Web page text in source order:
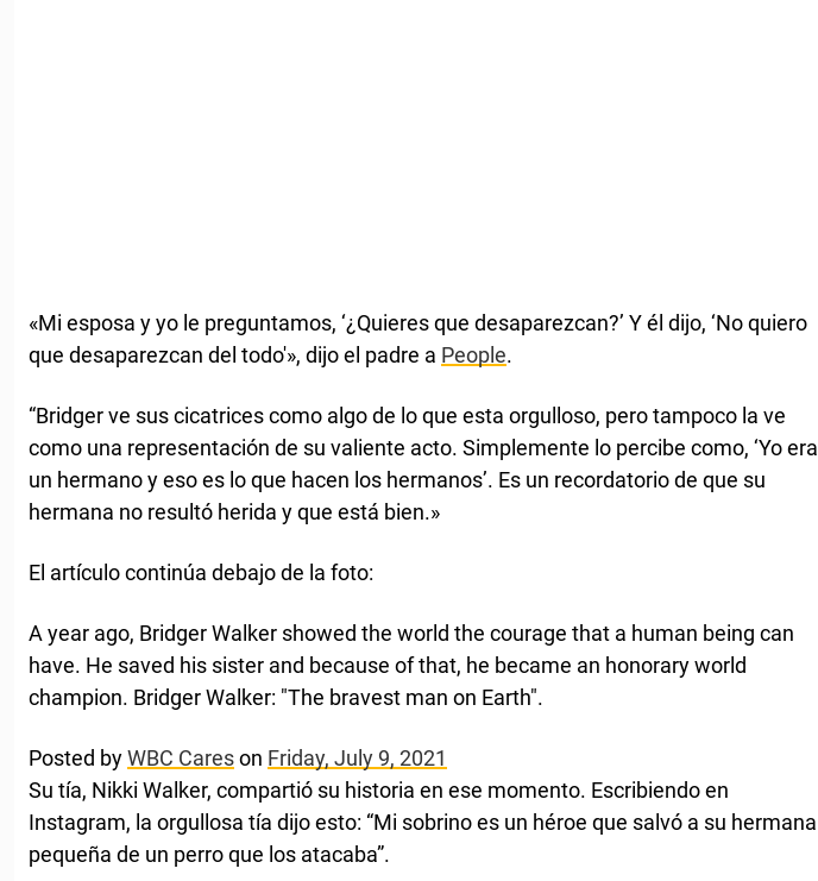
«Mi esposa y yo le preguntamos, ‘¿Quieres que desaparezcan?’ Y él dijo, ‘No quiero
que desaparezcan del todo'», dijo el padre a People.
“Bridger ve sus cicatrices como algo de lo que esta orgulloso, pero tampoco la ve
como una representación de su valiente acto. Simplemente lo percibe como, ‘Yo era
un hermano y eso es lo que hacen los hermanos’. Es un recordatorio de que su
hermana no resultó herida y que está bien.»
El artículo continúa debajo de la foto:
A year ago, Bridger Walker showed the world the courage that a human being can
have. He saved his sister and because of that, he became an honorary world
champion. Bridger Walker: "The bravest man on Earth".
Posted byWBC Careson Friday, July 9, 2021
Su tía, Nikki Walker, compartió su historia en ese momento. Escribiendo en
Instagram, la orgullosa tía dijo esto: “Mi sobrino es un héroe que salvó a su hermana
pequeña de un perro que los atacaba”.